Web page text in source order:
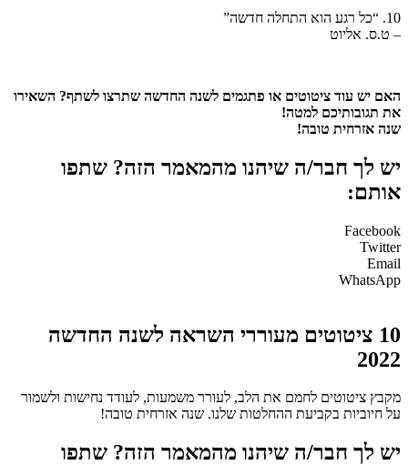
10. “כל רגע הוא התחלה חדשה”
– ט.ס. אליוט
האם יש עוד ציטוטים או פתגמים לשנה החדשה שתרצו לשתף? השאירו
את תגובותיכם למטה!
שנה אזרחית טובה!
יש לך חבר/ה שיהנו מהמאמר הזה? שתפו
אותם:
Facebook
Twitter
Email
WhatsApp
10 ציטוטים מעוררי השראה לשנה החדשה
2022
מקבץ ציטוטים לחמם את הלב, לעורר משמעות, לעודד נחישות ולשמור
על חיוביות בקביעת ההחלטות שלנו. שנה אזרחית טובה!
יש לך חבר/ה שיהנו מהמאמר הזה? שתפו